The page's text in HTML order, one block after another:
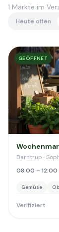
1 Märkte im
Heute offen
GEÖFFNET
Barntrup ·
08:00 – 12:00
Gemüse
Verifiziert